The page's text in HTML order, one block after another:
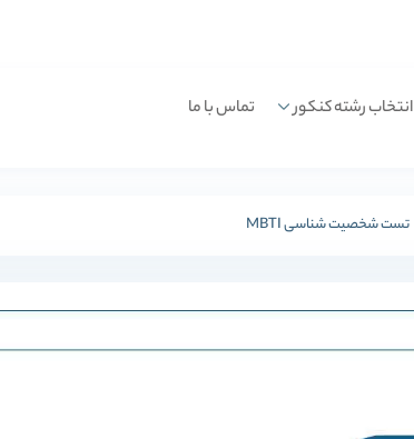
انتخاب رشته کنکور تماس با ما
تست شخصیت شناسی MBTI